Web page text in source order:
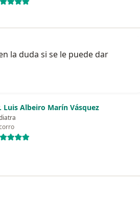
la duda si se le puede dar
Luis Albeiro Marín Vásquez